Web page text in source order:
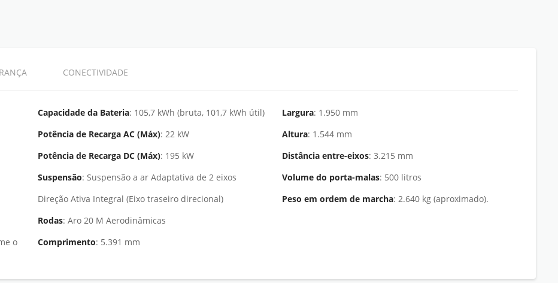
CONECTIVIDADE
Capacidade da Bateria : 105,7 kWh (bruta, 101,7 kWh útil)
Potência de Recarga AC (Máx) : 22 kW
Potência de Recarga DC (Máx) : 195 kW
Suspensão : Suspensão a ar Adaptativa de 2 eixos
Direção Ativa Integral (Eixo traseiro direcional)
Rodas : Aro 20 M Aerodinâmicas
Comprimento : 5.391 mm
Largura : 1.950 mm
Altura : 1.544 mm
Distância entre-eixos : 3.215 mm
Volume do porta-malas : 500 litros
Peso em ordem de marcha : 2.640 kg (aproximado).